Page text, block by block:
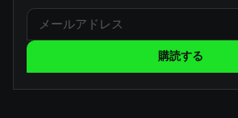
購読する